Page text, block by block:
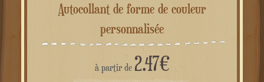
Autocollant de forme de couleur
personnalisée
à partir de 2.47€